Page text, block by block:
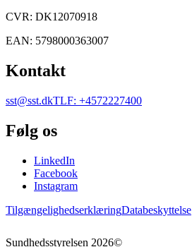
CVR: DK12070918
EAN: 5798000363007
Kontakt
sst@sst.dkTLF: +4572227400
Følg os
LinkedIn
Facebook
Instagram
TilgængelighedserklæringDatabeskyttelse
Sundhedsstyrelsen 2026©